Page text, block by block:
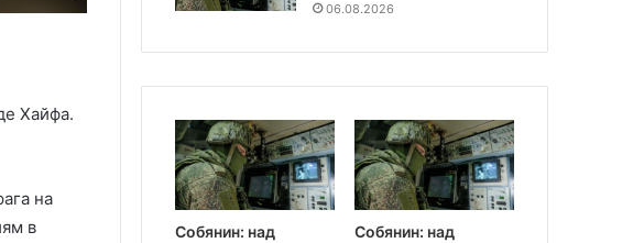
Хайфа.
на
в
06.08.2026
Собянин: над
Собянин: над